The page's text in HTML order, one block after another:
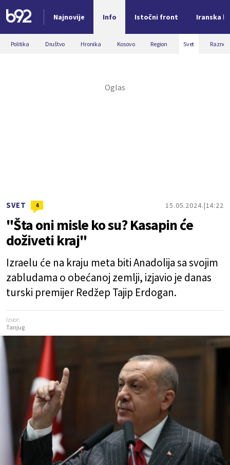
Najnovije Info Istočni front Iranska
Nova vest
Politika Društvo Hronika Kosovo Region Svet Razno
SVET 4 15.05.2024. 14:22
"Šta oni misle ko su? Kasapin će
doživeti kraj"
Izraelu će na kraju meta biti Anadolija sa svojim
zabludama o obećanoj zemlji, izjavio je danas
turski premijer Redžep Tajip Erdogan.
Izvor:
Tanjug